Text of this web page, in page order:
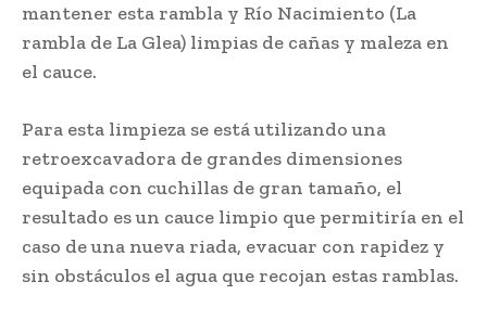
mantener esta rambla y Río Nacimiento (La
rambla de La Glea) limpias de cañas y maleza en
el cauce.
Para esta limpieza se está utilizando una
retroexcavadora de grandes dimensiones
equipada con cuchillas de gran tamaño, el
resultado es un cauce limpio que permitiría en el
caso de una nueva riada, evacuar con rapidez y
sin obstáculos el agua que recojan estas ramblas.